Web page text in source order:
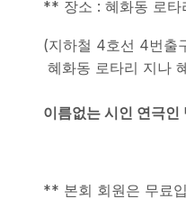
** 장소 : 혜화동 로타
(지하철 4호선 4번출
혜화동 로타리 지나
이름없는 시인 연극인
** 본회 회원은 무료